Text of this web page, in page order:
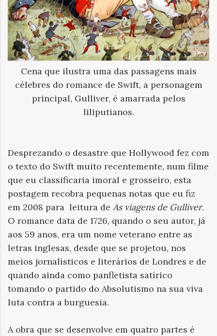
Cena que ilustra uma das passagens mais
célebres do romance de Swift, a personagem
principal, Gulliver, é amarrada pelos
liliputianos.
Desprezando o desastre que Hollywood fez com
o texto do Swift muito recentemente, num filme
que eu classificaria imoral e grosseiro, esta
postagem recobra pequenas notas que eu fiz
em 2008 para leitura de As viagens de Gulliver.
O romance data de 1726, quando o seu autor, já
aos 59 anos, era um nome veterano entre as
letras inglesas, desde que se projetou, nos
meios jornalísticos e literários de Londres e de
quando ainda como panfletista satírico
tomando o partido do Absolutismo na sua viva
luta contra a burguesia.
A obra que se desenvolve em quatro partes é